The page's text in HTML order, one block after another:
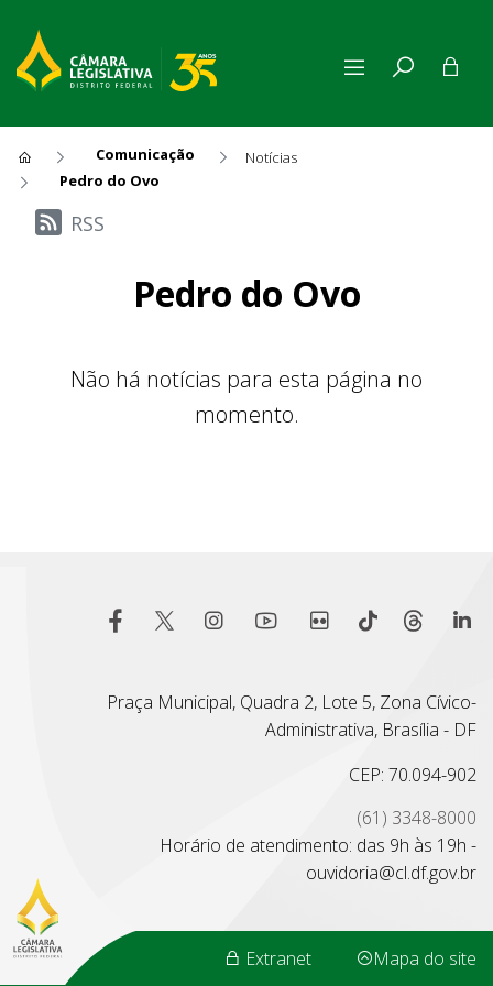
Comunicação
Notícias
Pedro do Ovo
Últimas Notícias
RSS
Pedro do Ovo
Não há notícias para esta página no
momento.
Praça Municipal, Quadra 2, Lote 5, Zona Cívico-
Administrativa, Brasília - DF
CEP: 70.094-902
(61) 3348-8000
Horário de atendimento: das 9h às 19h -
ouvidoria@cl.df.gov.br
Extranet Mapa do site